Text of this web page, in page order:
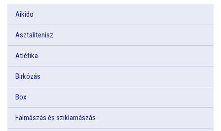
Aikido
Asztalitenisz
Atlétika
Birkózás
Box
Falmászás és sziklamászás